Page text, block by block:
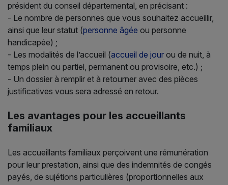
président du conseil départemental, en précisant :
- Le nombre de personnes que vous souhaitez accueillir,
ainsi que leur statut (personne âgée ou personne
handicapée) ;
- Les modalités de l’accueil (accueil de jour ou de nuit, à
temps plein ou partiel, permanent ou provisoire, etc.) ;
- Un dossier à remplir et à retourner avec des pièces
justificatives vous sera adressé en retour.
Les avantages pour les accueillants
familiaux
Les accueillants familiaux perçoivent une rémunération
pour leur prestation, ainsi que des indemnités de congés
payés, de sujétions particulières (proportionnelles aux